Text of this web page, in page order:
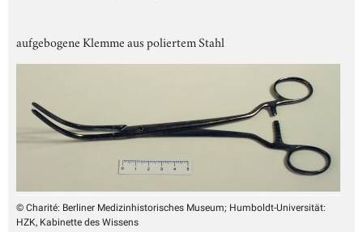
aufgebogene Klemme aus poliertem Stahl
© Charité: Berliner Medizinhistorisches Museum; Humboldt-Universität:
HZK, Kabinette des Wissens